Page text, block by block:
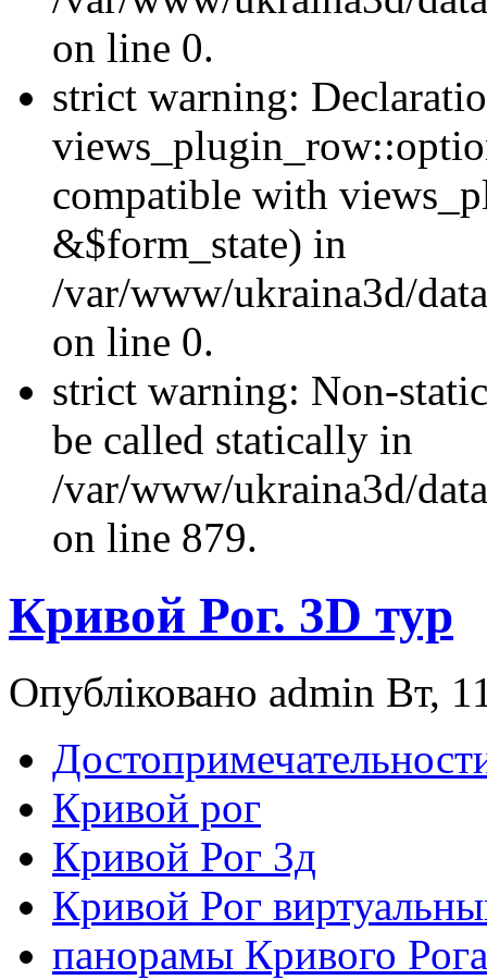
on line 0.
strict warning:
compatible with
&$form_state) in
/var/www/ukraina3d/
on line 0.
strict warning: Non-
be called statically in
/var/www/ukraina3d/
on line 879.
Кривой Рог. 3D тур
Опубліковано admin Вт,
Кривой рог
Кривой Рог 3д
Кривой Рог
панорамы Кривого Рога